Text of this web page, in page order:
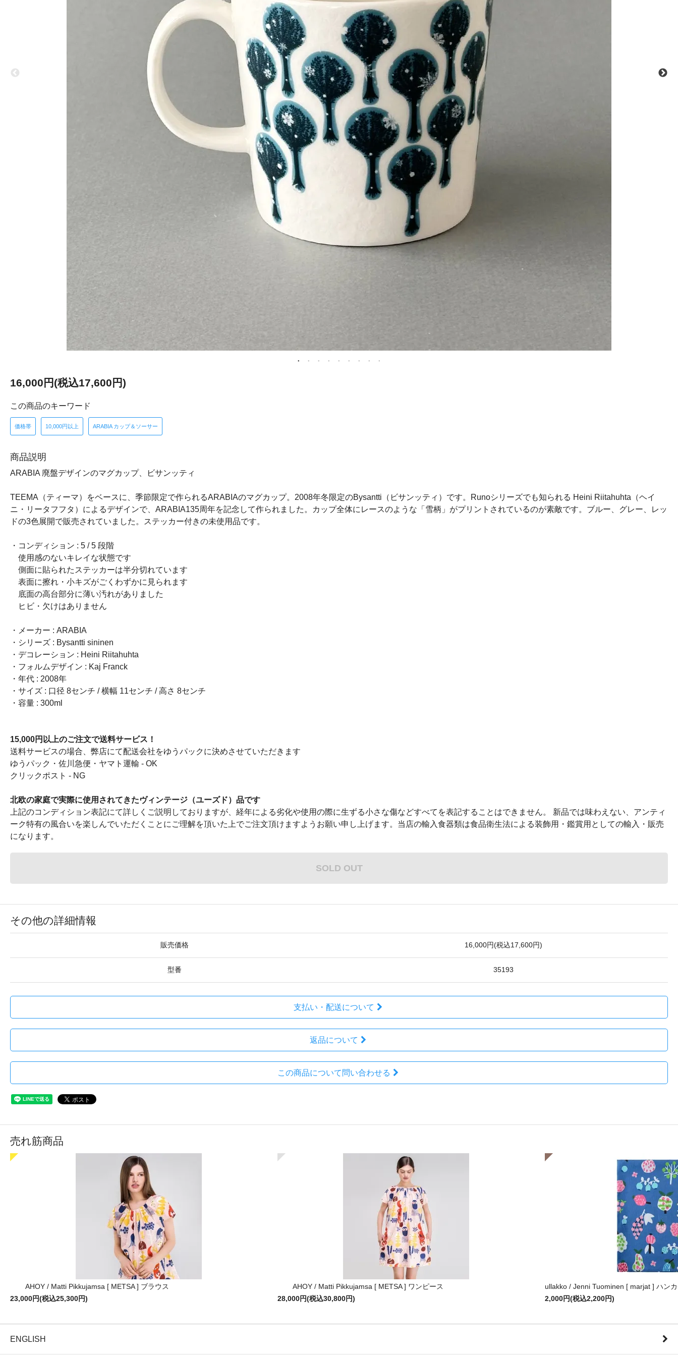
16,000円(税込17,600円)
この商品のキーワード
価格帯 10,000円以上 ARABIA カップ＆ソーサー
商品説明
ARABIA 廃盤デザインのマグカップ、ビサンッティ
TEEMA（ティーマ）をベースに、季節限定で作られるARABIAのマグカップ。2008年冬限定のBysantti（ビサンッティ）です。Runoシリーズでも知られる Heini Riitahuhta（ヘイ
ニ・リータフフタ）によるデザインで、ARABIA135周年を記念して作られました。カップ全体にレースのような「雪柄」がプリントされているのが素敵です。ブルー、グレー、レッ
ドの3色展開で販売されていました。ステッカー付きの未使用品です。
・コンディション : 5 / 5 段階
使用感のないキレイな状態です
側面に貼られたステッカーは半分切れています
表面に擦れ・小キズがごくわずかに見られます
底面の高台部分に薄い汚れがありました
ヒビ・欠けはありません
・メーカー : ARABIA
・シリーズ : Bysantti sininen
・デコレーション : Heini Riitahuhta
・フォルムデザイン : Kaj Franck
・年代 : 2008年
・サイズ : 口径 8センチ / 横幅 11センチ / 高さ 8センチ
・容量 : 300ml
15,000円以上のご注文で送料サービス！
送料サービスの場合、弊店にて配送会社をゆうパックに決めさせていただきます
ゆうパック・佐川急便・ヤマト運輸 - OK
クリックポスト - NG
北欧の家庭で実際に使用されてきたヴィンテージ（ユーズド）品です
上記のコンディション表記にて詳しくご説明しておりますが、経年による劣化や使用の際に生ずる小さな傷などすべてを表記することはできません。 新品では味わえない、アンティ
ーク特有の風合いを楽しんでいただくことにご理解を頂いた上でご注文頂けますようお願い申し上げます。当店の輸入食器類は食品衛生法による装飾用・鑑賞用としての輸入・販売
になります。
SOLD OUT
その他の詳細情報
販売価格 16,000円(税込17,600円)
型番 35193
支払い・配送について
返品について
この商品について問い合わせる
売れ筋商品
AHOY / Matti Pikkujamsa [ METSA ] ブラウス
23,000円(税込25,300円)
AHOY / Matti Pikkujamsa [ METSA ] ワンピース
28,000円(税込30,800円)
ullakko / Jenni Tuominen [ marjat ] ハン
2,000円(税込2,200円)
ENGLISH